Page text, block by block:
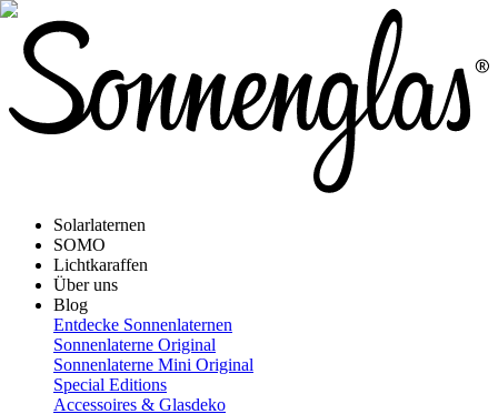
Solarlaternen
SOMO
Lichtkaraffen
Über uns
Blog
Entdecke Sonnenlaternen
Sonnenlaterne Original
Sonnenlaterne Mini Original
Special Editions
Accessoires & Glasdeko